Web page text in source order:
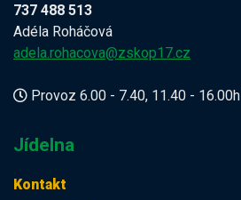
737 488 513
Adéla Roháčová
adela.rohacova@zskop17.cz
Provoz 6.00 - 7.40, 11.40 - 16.00h
Jídelna
Kontakt